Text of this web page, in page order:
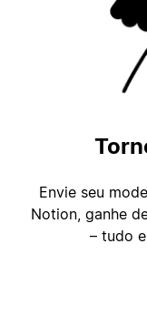
Envie seu
Notion, ganhe
– tudo